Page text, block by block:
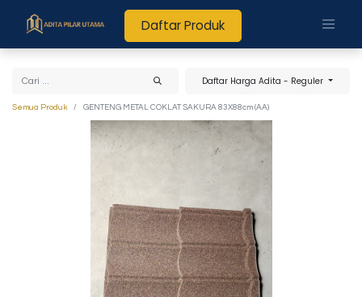
Daftar Produk
Daftar Harga Adita - Reguler
Semua Produk GENTENG METAL COKLAT SAKURA 83X88cm (AA)